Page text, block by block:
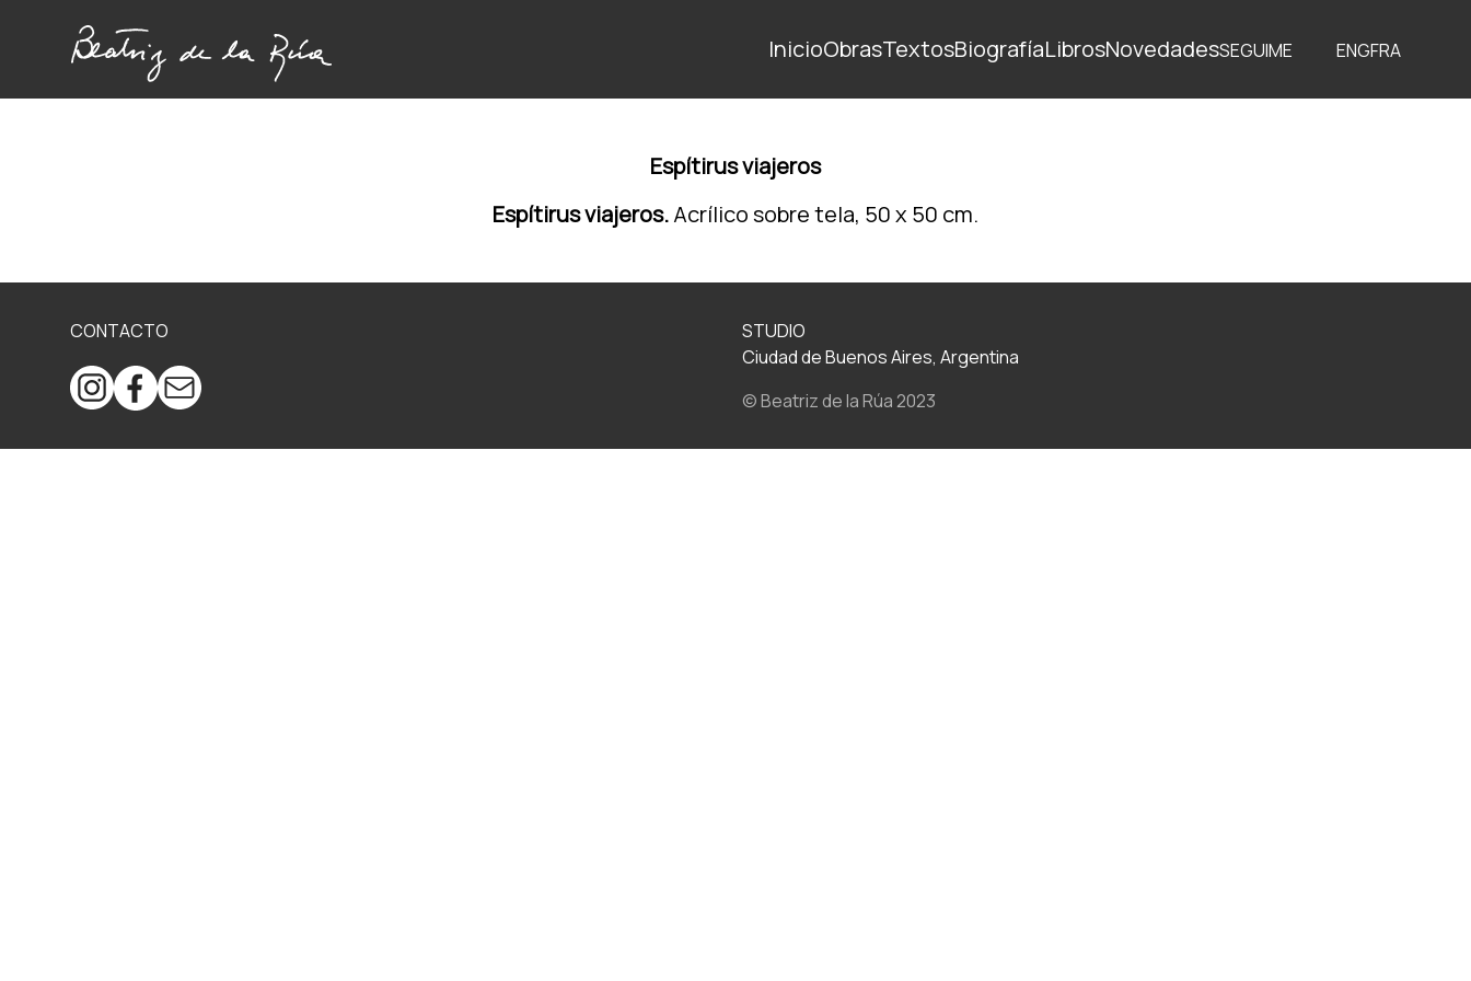
InicioObrasTextosBiografíaLibrosNovedadesSEGUIME ENGFRA
Espítirus viajeros
Espítirus viajeros.Acrílico sobre tela, 50 x 50 cm.
CONTACTO
STUDIO
Ciudad de Buenos Aires, Argentina
© Beatriz de la Rúa 2023